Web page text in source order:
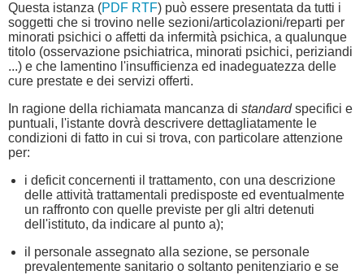
Questa istanza (PDF RTF) può essere presentata da tutti i
soggetti che si trovino nelle sezioni/articolazioni/reparti per
minorati psichici o affetti da infermità psichica, a qualunque
titolo (osservazione psichiatrica, minorati psichici, periziandi
...) e che lamentino l'insufficienza ed inadeguatezza delle
cure prestate e dei servizi offerti.
In ragione della richiamata mancanza di standardspecifici e
puntuali, l'istante dovrà descrivere dettagliatamente le
condizioni di fatto in cui si trova, con particolare attenzione
per:
i deficit concernenti il trattamento, con una descrizione
delle attività trattamentali predisposte ed eventualmente
un raffronto con quelle previste per gli altri detenuti
dell'istituto, da indicare al punto a);
il personale assegnato alla sezione, se personale
prevalentemente sanitario o soltanto penitenziario e se